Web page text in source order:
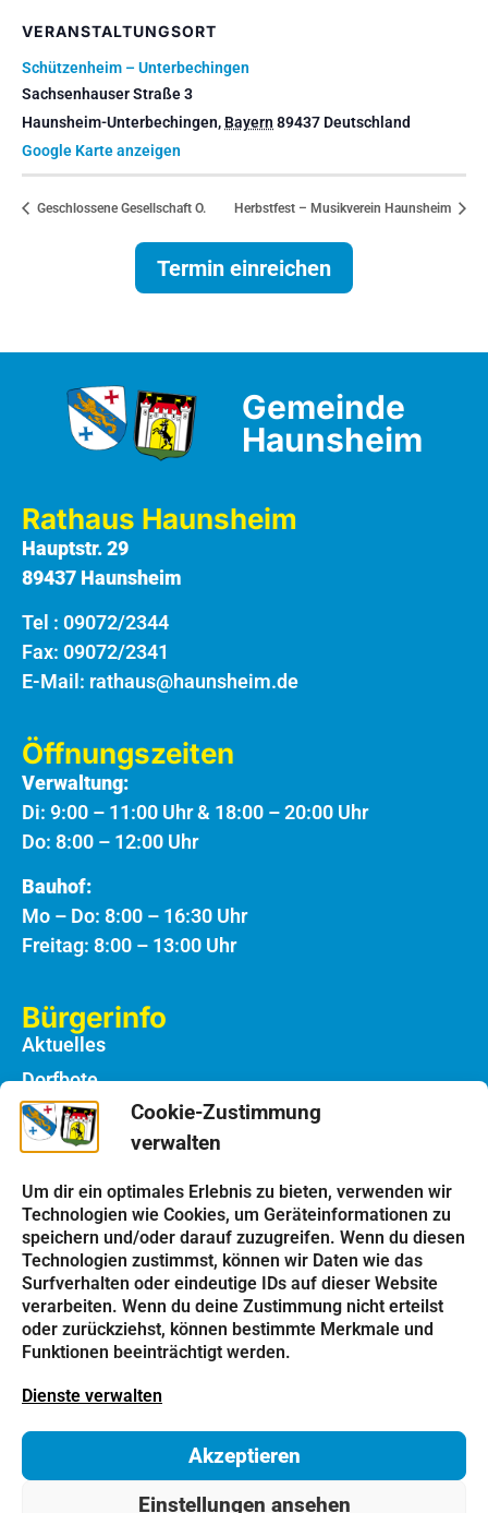
Cookie-Zustimmung
verwalten
Um dir ein optimales Erlebnis zu bieten, verwenden wir
Technologien wie Cookies, um Geräteinformationen zu
speichern und/oder darauf zuzugreifen. Wenn du diesen
Technologien zustimmst, können wir Daten wie das
Surfverhalten oder eindeutige IDs auf dieser Website
verarbeiten. Wenn du deine Zustimmung nicht erteilst
oder zurückziehst, können bestimmte Merkmale und
Funktionen beeinträchtigt werden.
Dienste verwalten
Akzeptieren
Einstellungen ansehen
VERANSTALTUNGSORT
Schützenheim – Unterbechingen
Sachsenhauser Straße 3
Haunsheim-Unterbechingen, Bayern 89437 Deutschland
Google Karte anzeigen
Geschlossene Gesellschaft O. Herbstfest – Musikverein Haunsheim
Termin einreichen
Gemeinde
Haunsheim
Rathaus Haunsheim
Hauptstr. 29
89437 Haunsheim
Tel : 09072/2344
Fax: 09072/2341
E-Mail: rathaus@haunsheim.de
Öffnungszeiten
Verwaltung:
Di: 9:00 – 11:00 Uhr & 18:00 – 20:00 Uhr
Do: 8:00 – 12:00 Uhr
Bauhof:
Mo – Do: 8:00 – 16:30 Uhr
Freitag: 8:00 – 13:00 Uhr
Bürgerinfo
Aktuelles
Dorfbote
Rathaus
Notdienste
Bauhof
Einrichtungen
Kindergarten
Schulen
Kirchen
Vereine
Datenschutz
Cookie-Richtlinie